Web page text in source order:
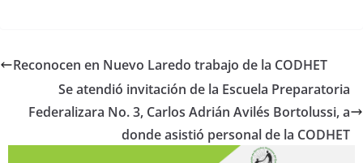
Reconocen en Nuevo Laredo trabajo de la CODHET
Se atendió invitación de la Escuela Preparatoria
Federalizara No. 3, Carlos Adrián Avilés Bortolussi, a
donde asistió personal de la CODHET